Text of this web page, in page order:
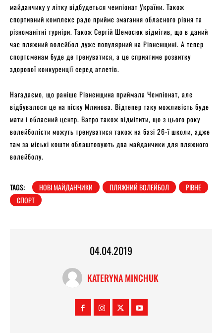
майданчику у літку відбудеться чемпіонат України. Також
спортивний комплекс радо прийме змагання обласного рівня та
різноманітні турніри. Також Сергій Шемосюк відмітив, що в даний
час пляжний волейбол дуже популярний на Рівненщині. А тепер
спортсменам буде де тренуватися, а це сприятиме розвитку
здорової конкуренції серед атлетів.
Нагадаємо, що раніше Рівненщина приймала Чемпіонат, але
відбувалося це на піску Млинова. Відтепер таку можливість буде
мати і обласний центр. Ватро також відмітити, що з цього року
волейболісти можуть тренуватися також на базі 26-ї школи, адже
там за міські кошти облаштовують два майданчики для пляжного
волейболу.
TAGS: НОВІ МАЙДАНЧИКИ ПЛЯЖНИЙ ВОЛЕЙБОЛ
РІВНЕ
СПОРТ
04.04.2019
KATERYNA MINCHUK